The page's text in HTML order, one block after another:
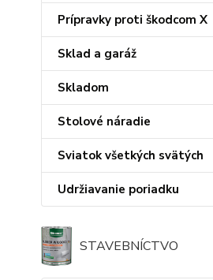
Prípravky proti škodcom X
Sklad a garáž
Skladom
Stolové náradie
Sviatok všetkých svätých
Udržiavanie poriadku
STAVEBNÍCTVO